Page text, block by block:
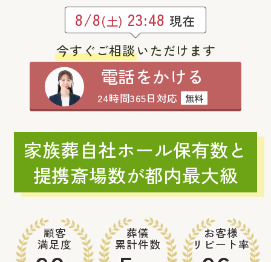
8/8(土) 23:48 現在
今すぐご相談いただけます
電話をかける
24時間365日対応 無料
家族葬自社ホール保有数と
提携斎場数が都内最大級
顧客
満足度
葬儀
累計件数
お客様
リピート率